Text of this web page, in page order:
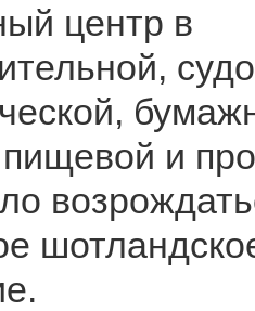
центр в
и